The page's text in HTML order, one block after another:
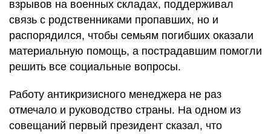
взрывов на военных складах, поддерживал
связь с родственниками пропавших, но и
распорядился, чтобы семьям погибших оказали
материальную помощь, а пострадавшим помогли
решить все социальные вопросы.
Работу антикризисного менеджера не раз
отмечало и руководство страны. На одном из
совещаний первый президент сказал, что